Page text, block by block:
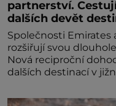
partnerství.
dalších devět
Společnosti Emirates
rozšiřují svou
Nová reciproční
dalších destinací v